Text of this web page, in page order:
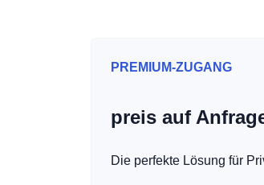
PREMIUM-ZUGANG
preis auf
Die perfekte Lösung für